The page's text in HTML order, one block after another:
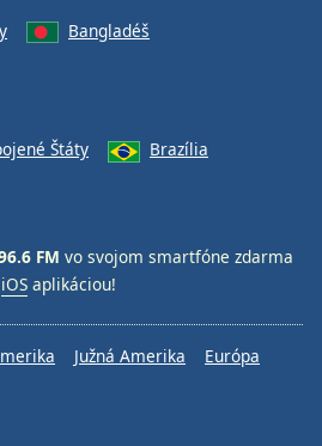
Bangladéš
Štáty
Brazília
FM vo svojom smartfóne zdarma
iOS aplikáciou!
Južná Amerika
Európa